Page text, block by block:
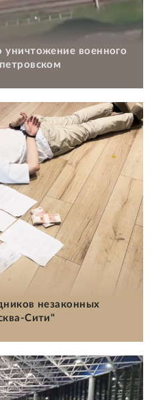
военного
незаконных
Сити"